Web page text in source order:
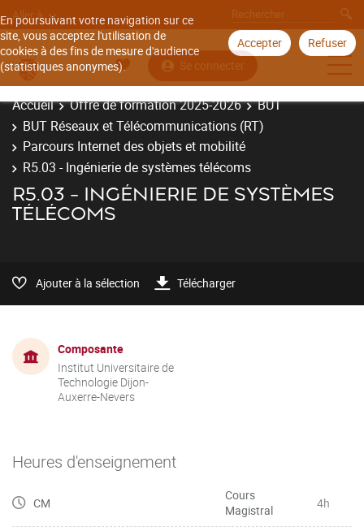
En poursuivant votre navigation sur ce
site, vous acceptez l'utilisation de
cookies à des fins de mesure d'audience
(statistiques anonymes).
Accepter Refuser
Aller à
Se connecter
Accueil Offre de formation 2025-2026
BUT
BUT Réseaux et Télécommunications (RT)
Parcours Internet des objets et mobilité
R5.03 - Ingénierie de systèmes télécoms
R5.03 - INGÉNIERIE DE SYSTÈMES
TÉLÉCOMS
Ajouter à la sélection Télécharger
Composante
Institut Universitaire de
Technologie Dijon-
Auxerre-Nevers
Heures d'enseignement
CM
Cours
Magistral
4h